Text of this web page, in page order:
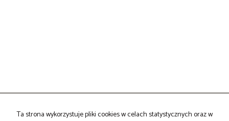
Ta strona wykorzystuje pliki cookies w celach statystycznych oraz w